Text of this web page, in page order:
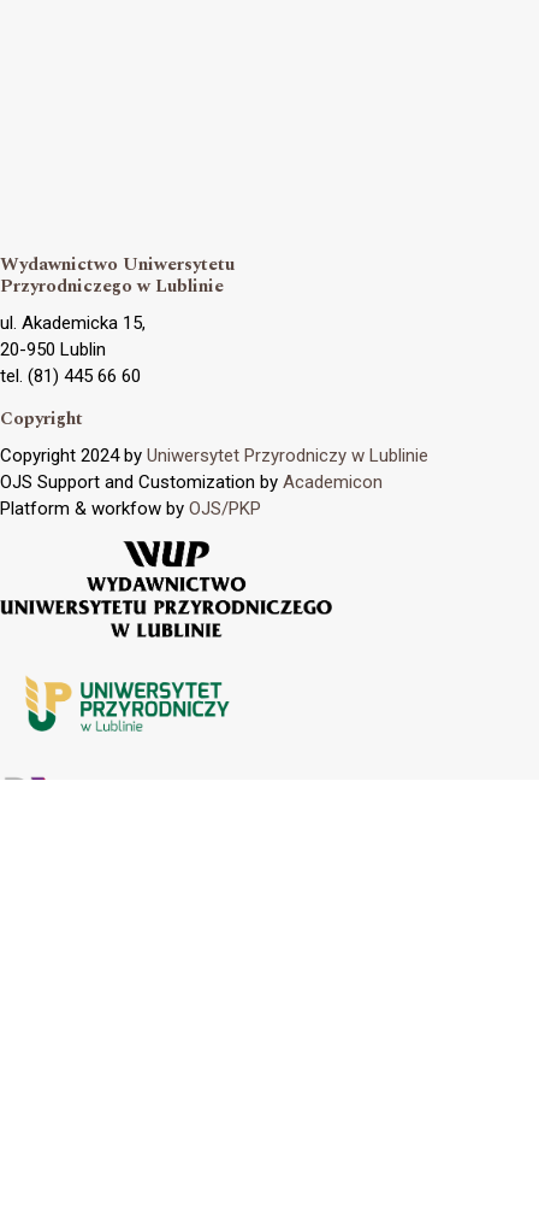
Wydawnictwo Uniwersytetu
Przyrodniczego w Lublinie
ul. Akademicka 15,
20-950 Lublin
tel. (81) 445 66 60
Copyright
Copyright 2024 by Uniwersytet Przyrodniczy w Lublinie
OJS Support and Customization by Academicon
Platform & workfow by OJS/PKP